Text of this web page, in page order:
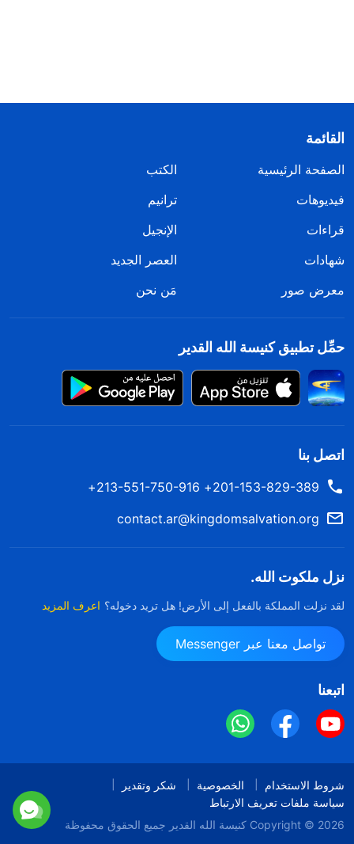
القائمة
الصفحة الرئيسية
الكتب
فيديوهات
ترانيم
قراءات
الإنجيل
شهادات
العصر الجديد
معرض صور
مَن نحن
حمِّل تطبيق كنيسة الله القدير
اتصل بنا
201-153-829-389+ 213-551-750-916+
contact.ar@kingdomsalvation.org
نزل ملكوت الله.
لقد نزلت المملكة بالفعل إلى الأرض! هل تريد دخوله؟ اعرف المزيد
تواصل معنا عبر Messenger
اتبعنا
شروط الاستخدام الخصوصية
شكر وتقدير
سياسة ملفات تعريف الارتباط
Copyright © 2026 كنيسة الله القدير جميع الحقوق محفوظة